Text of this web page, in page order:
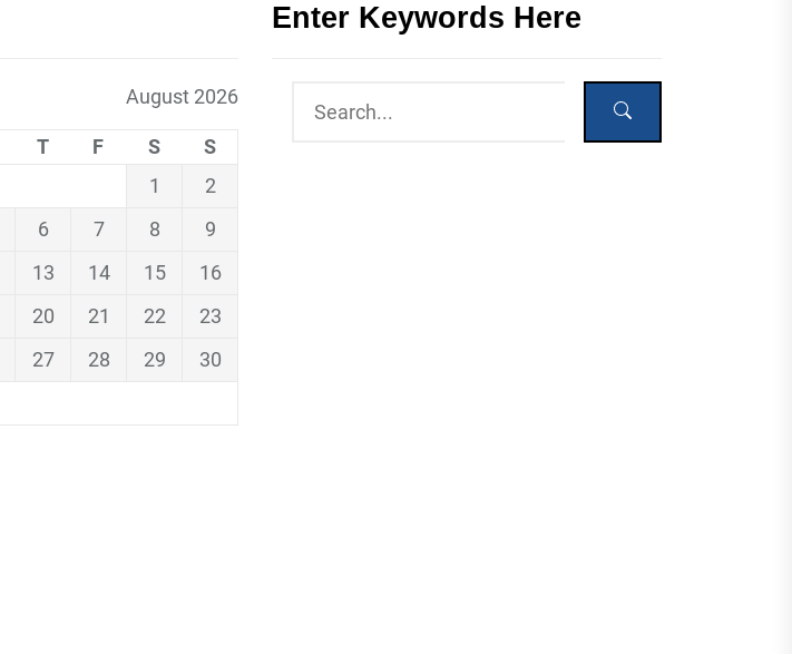
August 2026
T F S
S
1
2
6 7 8
9
13 14 15
16
20 21 22
23
27 28 29
30
Enter Keywords Here